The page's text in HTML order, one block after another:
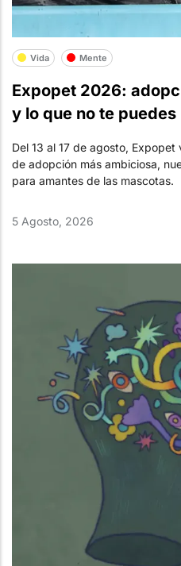
Vida Mente
Expopet 2026:
y lo que no te
Del 13 al 17 de agosto,
de adopción más ambiciosa,
para amantes de las mascotas.
5 Agosto, 2026